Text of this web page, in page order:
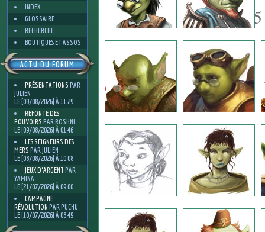
INDEX
GLOSSAIRE
RECHERCHE
BOUTIQUES ET ASSOS
ACTU DU FORUM
PRÉSENTATIONS PAR
JULIEN
LE [09/08/2026] À 11:29
REFONTE DES
POUVOIRS PAR ROSHNI
LE [09/08/2026] À 01:46
LES SEIGNEURS DES
MERS PAR JULIEN
LE [08/08/2026] À 10:08
JEUX D'ARGENT PAR
YAMINA
LE [21/07/2026] À 09:00
CAMPAGNE
RÉVOLUTION PAR PUCHU
LE [10/07/2026] À 08:49
15